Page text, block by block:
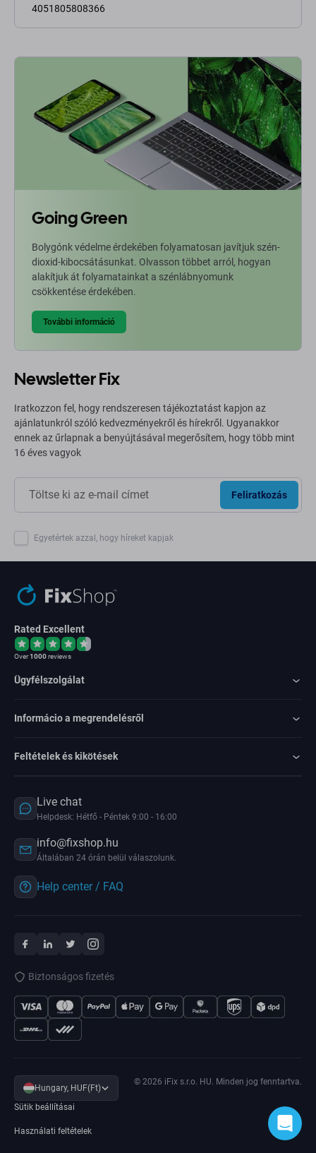
4051805808366
Going Green
Bolygónk védelme érdekében folyamatosan javítjuk szén-
dioxid-kibocsátásunkat. Olvasson többet arról, hogyan
alakítjuk át folyamatainkat a szénlábnyomunk
csökkentése érdekében.
További információ
Newsletter Fix
Iratkozzon fel, hogy rendszeresen tájékoztatást kapjon az
ajánlatunkról szóló kedvezményekről és hírekről. Ugyanakkor
ennek az űrlapnak a benyújtásával megerősítem, hogy több mint
16 éves vagyok
Feliratkozás
Egyetértek azzal, hogy híreket kapjak
Rated Excellent
Over1000reviews
Ügyfélszolgálat
Informácio a megrendelésről
Feltételek és kikötések
Live chat
Helpdesk: Hétfő - Péntek 9:00 - 16:00
info@fixshop.hu
Általában 24 órán belül válaszolunk.
Help center / FAQ
Biztonságos fizetés
Hungary, HUF(Ft)
Sütik beállításai
Használati feltételek
© 2026 iFix s.r.o. HU. Minden jog fenntartva.